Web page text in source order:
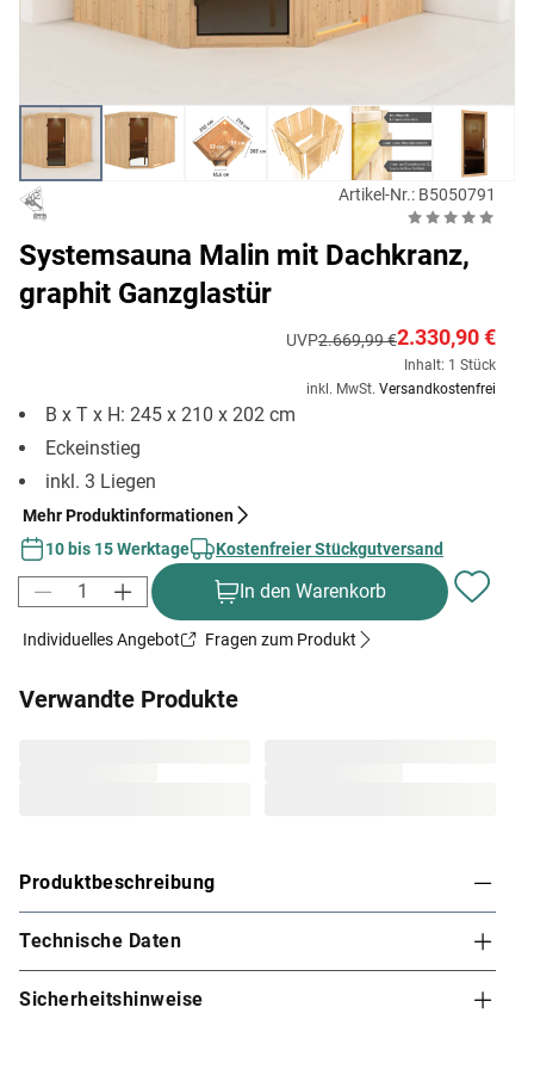
Artikel-Nr.: B5050791
Systemsauna Malin mit Dachkranz,
graphit Ganzglastür
UVP2.669,99 €2.330,90 €
Inhalt: 1 Stück
inkl. MwSt. Versandkostenfrei
B x T x H: 245 x 210 x 202 cm
Eckeinstieg
inkl. 3 Liegen
Mehr Produktinformationen
10 bis 15 Werktage
Kostenfreier Stückgutversand
In den Warenkorb
Individuelles Angebot Fragen zum Produkt
Verwandte Produkte
Produktbeschreibung
Karibu Innensauna Malin in Systembauweise für
2-3 Personen
Dieses Saunamodell – eine System- bzw. Elementsauna
Technische Daten
Sicherheitshinweise